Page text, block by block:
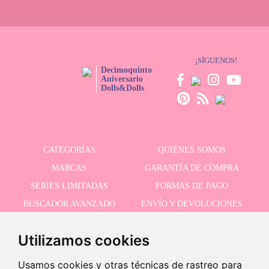
Utilizamos cookies
Usamos cookies y otras técnicas de rastreo para
Decimoquinto
Aniversario
Dolls&Dolls
¡SÍGUENOS!
CATEGORÍAS
QUIÉNES SOMOS
MARCAS
GARANTÍA DE COMPRA
SERIES LIMITADAS
FORMAS DE PAGO
BUSCADOR AVANZADO
ENVÍO Y DEVOLUCIONES